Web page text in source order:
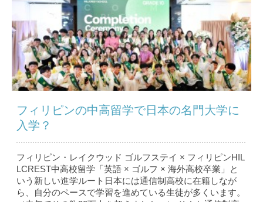
フィリピンの中高留学で日本の名門大学に
入学？
フィリピン・レイクウッド ゴルフステイ × フィリピンHIL
LCREST中高校留学「英語 × ゴルフ × 海外高校卒業」と
いう新しい進学ルート日本には通信制高校に在籍しなが
ら、自分のペースで学習を進めている生徒が多くいます。